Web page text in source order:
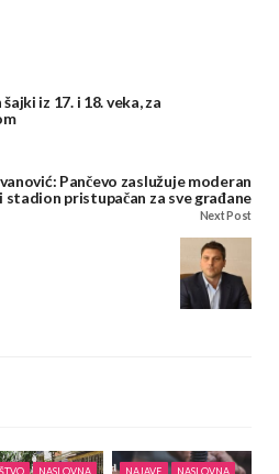
iz 17. i 18. veka, za
Pančevo zaslužuje moderan
stadion pristupačan za sve građane
Next Post
NASLOVNA NAJAVE NASLOVNA